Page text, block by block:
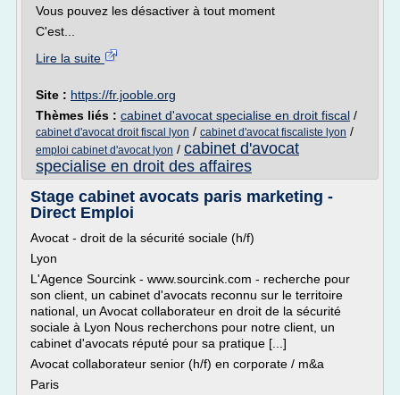
Vous pouvez les désactiver à tout moment
C'est...
Lire la suite
Site : https://fr.jooble.org
Thèmes liés : cabinet d'avocat specialise en droit fiscal /
cabinet d'avocat droit fiscal lyon / cabinet d'avocat fiscaliste lyon /
emploi cabinet d'avocat lyon / cabinet d'avocat
specialise en droit des affaires
Stage cabinet avocats paris marketing -
Direct Emploi
Avocat - droit de la sécurité sociale (h/f)
Lyon
L'Agence Sourcink - www.sourcink.com - recherche pour
son client, un cabinet d'avocats reconnu sur le territoire
national, un Avocat collaborateur en droit de la sécurité
sociale à Lyon Nous recherchons pour notre client, un
cabinet d'avocats réputé pour sa pratique [...]
Avocat collaborateur senior (h/f) en corporate / m&a
Paris